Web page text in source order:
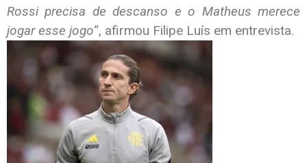
Rossi precisa de descanso e o Matheus merece
jogar esse jogo“, afirmou Filipe Luís em entrevista.